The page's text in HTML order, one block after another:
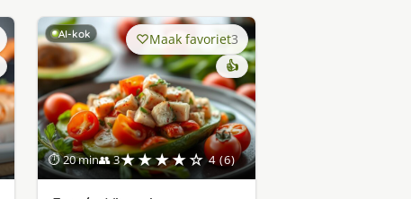
AI-kok
⏱ 20 min👥 3★★★★☆ 4 (6)
Maak favoriet3
👍